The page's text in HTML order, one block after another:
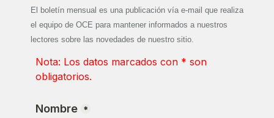
El boletín mensual es una publicación vía e-mail que realiza
el equipo de OCE para mantener informados a nuestros
lectores sobre las novedades de nuestro sitio.